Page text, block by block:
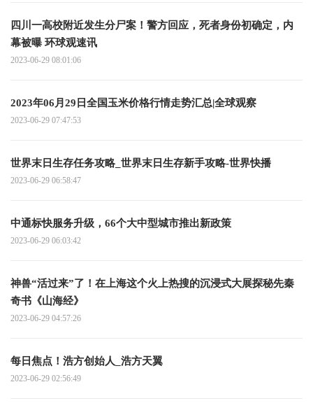
四川一高校附近发生分尸案！警方回应，死者身份初确定，内
幕被曝 环球观速讯
2023-06-29 08:01:06
2023年06月29日全国玉米价格行情走势汇总|全球观察
2023-06-29 07:47:53
世界末日生存任务攻略_世界末日生存新手攻略-世界快播
2023-06-29 06:58:47
中通标快服务升级，66个大中型城市推出新政策
2023-06-29 06:03:42
神兽“活过来”了！在上海这个火上热搜的沉浸式大展探秘先秦
奇书《山海经》
2023-06-29 04:57:26
每日焦点！浩方创始人_浩方天翼
2023-06-29 02:56:49